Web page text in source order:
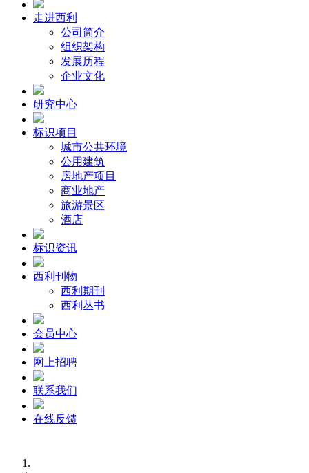
走进西利
公司简介
组织架构
发展历程
企业文化
研究中心
标识项目
城市公共环境
公用建筑
房地产项目
商业地产
旅游景区
酒店
标识资讯
西利刊物
西利期刊
西利丛书
会员中心
网上招聘
联系我们
在线反馈